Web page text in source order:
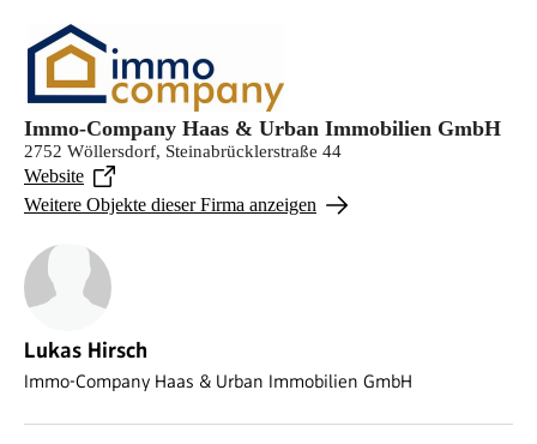
Immo-Company Haas & Urban Immobilien GmbH
2752 Wöllersdorf, Steinabrücklerstraße 44
Website
Weitere Objekte dieser Firma anzeigen
Lukas Hirsch
Immo-Company Haas & Urban Immobilien GmbH